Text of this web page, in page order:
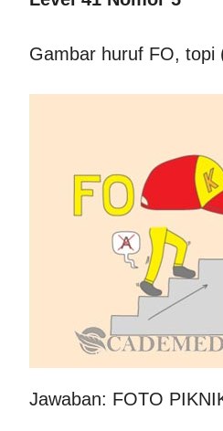
Gambar huruf FO, topi
Jawaban: FOTO